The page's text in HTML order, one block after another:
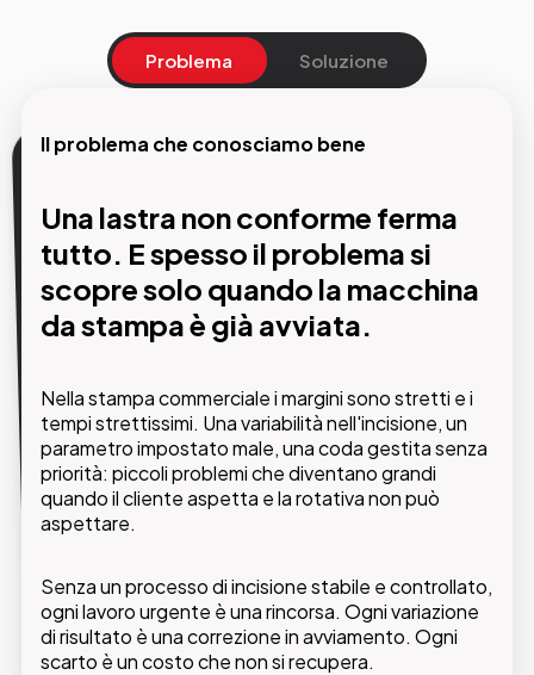
Problema Soluzione
Un processo di incisione stabile,
ripetibile e integrato che
produce di più con meno
intervento umano.
I sistemi CTP di GMDE portano stabilità e
automazione nel passaggio più critico della
prestampa. Dal file alla lastra, ogni parametro è
sotto controllo: qualità costante, code gestite per
priorità, integrazione diretta con il RIP e il workflow
Il problema che conosciamo bene
Una lastra non conforme ferma
tutto. E spesso il problema si
scopre solo quando la macchina
da stampa è già avviata.
Nella stampa commerciale i margini sono stretti e i
tempi strettissimi. Una variabilità nell'incisione, un
parametro impostato male, una coda gestita senza
priorità: piccoli problemi che diventano grandi
quando il cliente aspetta e la rotativa non può
aspettare.
Senza un processo di incisione stabile e controllato,
ogni lavoro urgente è una rincorsa. Ogni variazione
di risultato è una correzione in avviamento. Ogni
scarto è un costo che non si recupera.